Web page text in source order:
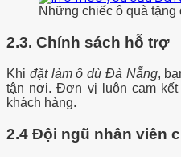
Những chiếc ô quà tặng
2.3. Chính sách hỗ trợ
Khi đặt làm ô dù Đà Nẵng,
tận nơi. Đơn vị luôn cam
khách hàng.
2.4 Đội ngũ nhân viên